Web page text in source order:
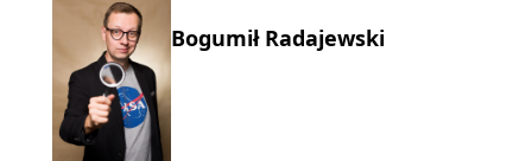
Bogumił Radajewski